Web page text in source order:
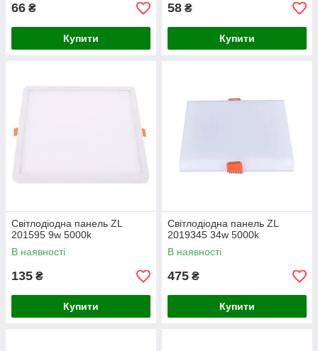
66 ₴
Купити
58 ₴
Купити
Світлодіодна панель ZL
201595 9w 5000k
В наявності
135 ₴
Купити
Світлодіодна панель ZL
2019345 34w 5000k
В наявності
475 ₴
Купити